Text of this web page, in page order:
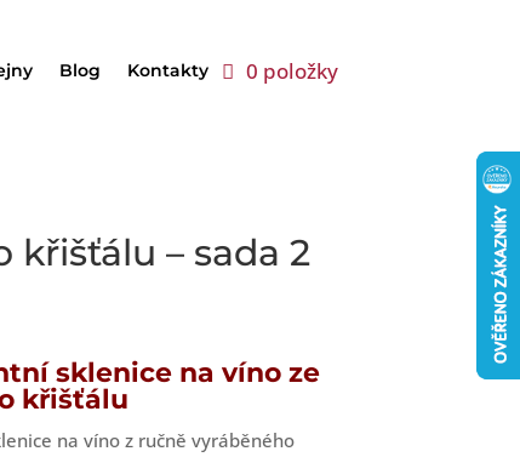
Blog Kontakty 0 položky
křišťálu – sada 2
sklenice na víno ze
křišťálu
na víno z ručně vyráběného